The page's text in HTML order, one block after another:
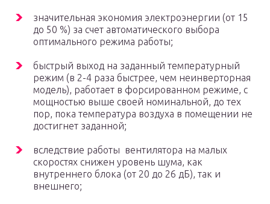
значительная экономия электроэнергии (от 15
до 50 %) за счет автоматического выбора
оптимального режима работы;
быстрый выход на заданный температурный
режим (в 2-4 раза быстрее, чем неинверторная
модель), работает в форсированном режиме, с
мощностью выше своей номинальной, до тех
пор, пока температура воздуха в помещении не
достигнет заданной;
вследствие работы вентилятора на малых
скоростях снижен уровень шума, как
внутреннего блока (от 20 до 26 дБ), так и
внешнего;